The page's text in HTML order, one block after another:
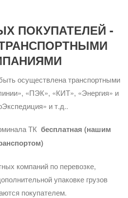
ПОКУПАТЕЛЕЙ -
осуществлена транспортными
«ПЭК», «КИТ», «Энергия» и
и т.д..
ТК бесплатная (нашим
компаний по перевозке,
упаковке грузов
покупателем.